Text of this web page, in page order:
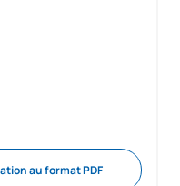
au format PDF